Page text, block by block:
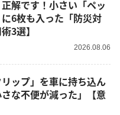
解です！小さい「ペッ
6枚も入った「防災対
3選】
2026.08.06
ップ」を車に持ち込ん
な不便が減った」【意